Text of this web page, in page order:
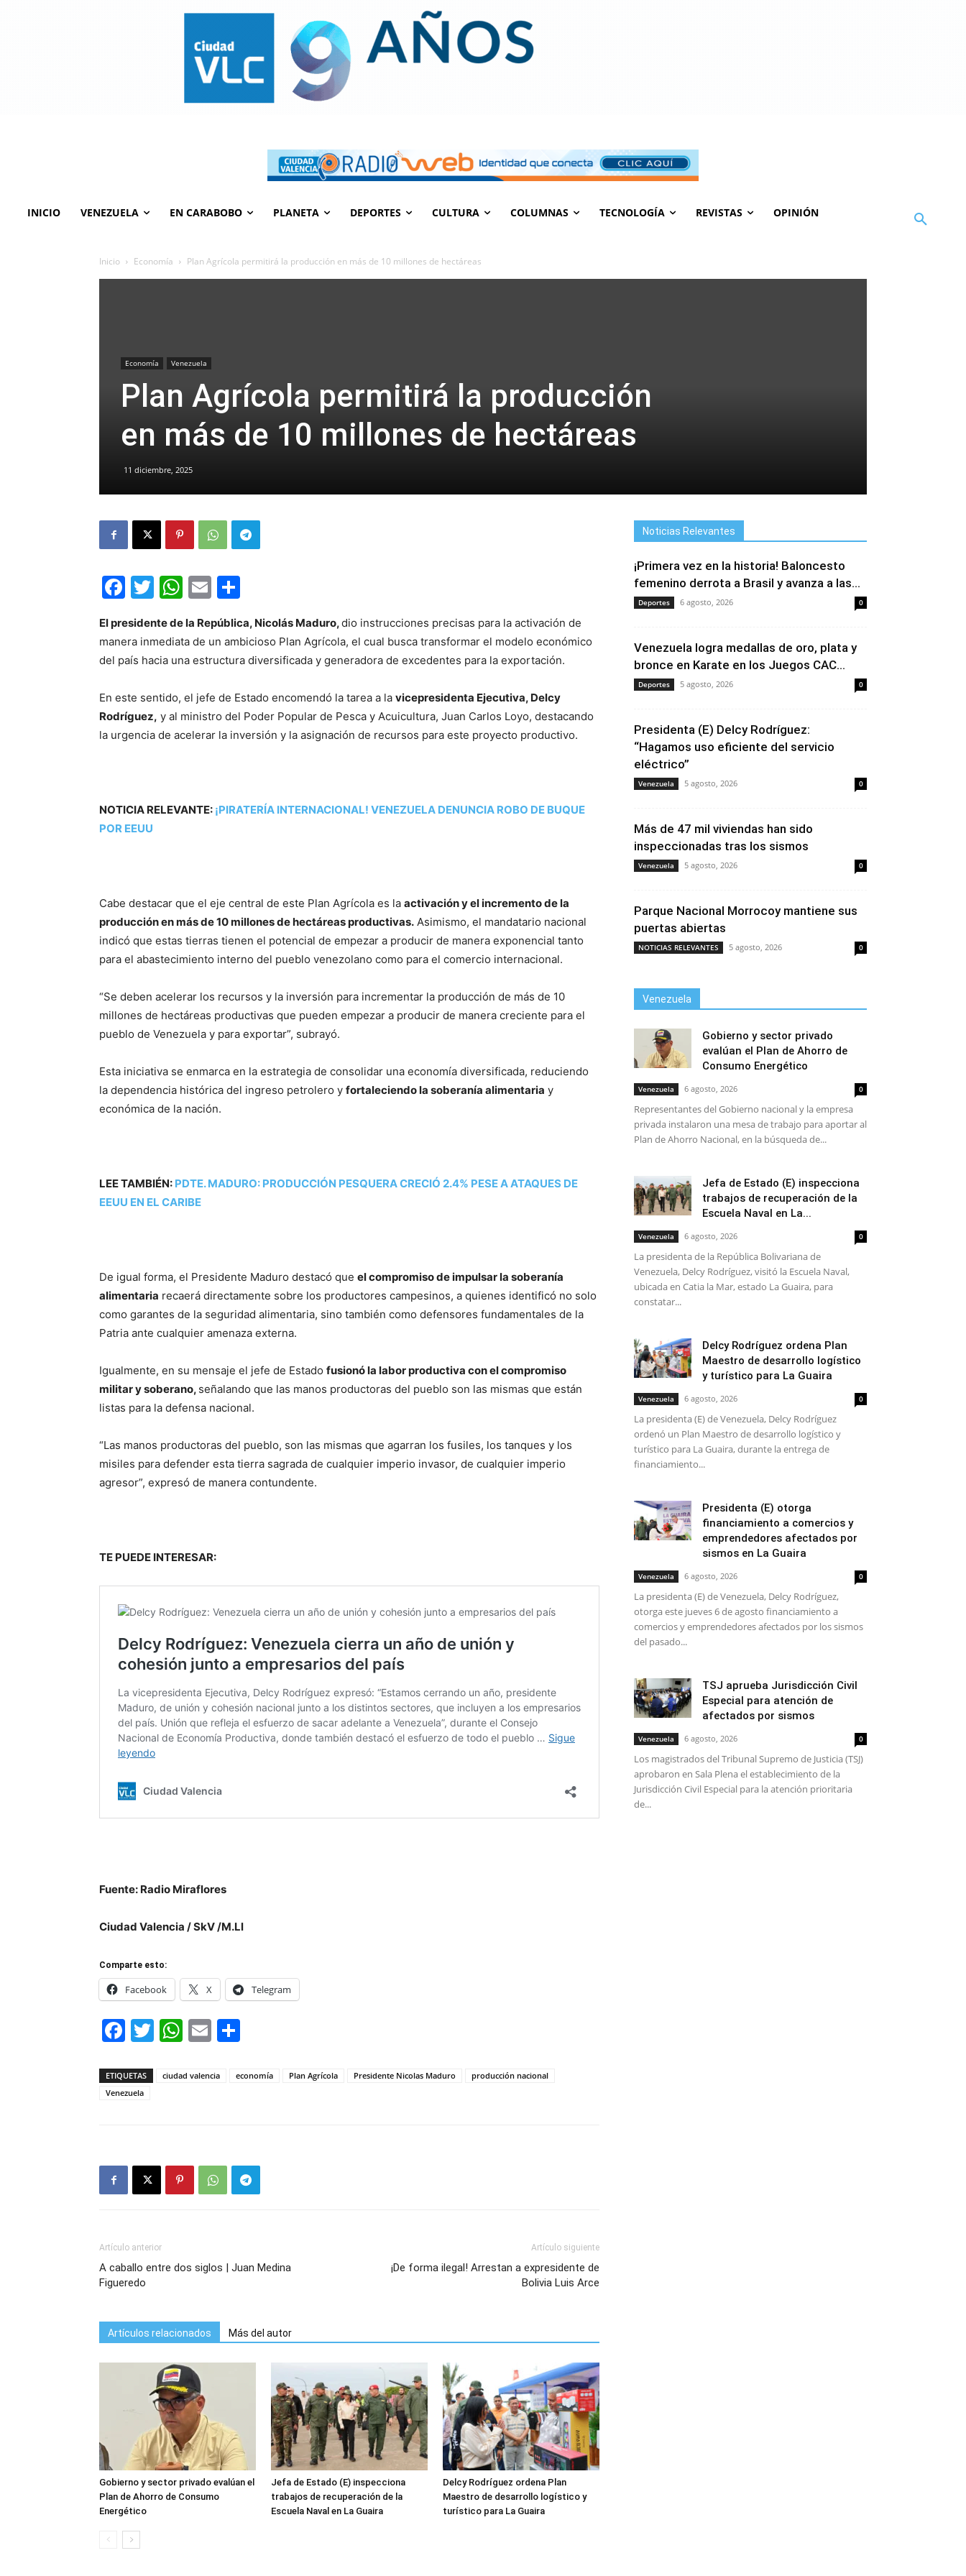
INICIO VENEZUELA EN CARABOBO PLANETA DEPORTES CULTURA COLUMNAS TECNOLOGÍA REVISTAS OPINIÓN
Inicio Economía Plan Agrícola permitirá la producción en más de 10 millones de hectáreas
Economía Venezuela
Plan Agrícola permitirá la producción
en más de 10 millones de hectáreas
11 diciembre, 2025
Facebook
Twitter
WhatsApp
Email
El presidente de la República, Nicolás Maduro,dio instrucciones precisas para la activación de
manera inmediata de un ambicioso Plan Agrícola, el cual busca transformar el modelo económico
del país hacia una estructura diversificada y generadora de excedentes para la exportación.
En este sentido, el jefe de Estado encomendó la tarea a la vicepresidenta Ejecutiva, Delcy
Rodríguez, y al ministro del Poder Popular de Pesca y Acuicultura, Juan Carlos Loyo, destacando
la urgencia de acelerar la inversión y la asignación de recursos para este proyecto productivo.
NOTICIA RELEVANTE: ¡PIRATERÍA INTERNACIONAL! VENEZUELA DENUNCIA ROBO DE BUQUE
POR EEUU
Cabe destacar que el eje central de este Plan Agrícola es la activación y el incremento de la
producción en más de 10 millones de hectáreas productivas. Asimismo, el mandatario nacional
indicó que estas tierras tienen el potencial de empezar a producir de manera exponencial tanto
para el abastecimiento interno del pueblo venezolano como para el comercio internacional.
“Se deben acelerar los recursos y la inversión para incrementar la producción de más de 10
millones de hectáreas productivas que pueden empezar a producir de manera creciente para el
pueblo de Venezuela y para exportar”, subrayó.
Esta iniciativa se enmarca en la estrategia de consolidar una economía diversificada, reduciendo
la dependencia histórica del ingreso petrolero y fortaleciendo la soberanía alimentaria y
económica de la nación.
LEE TAMBIÉN: PDTE. MADURO: PRODUCCIÓN PESQUERA CRECIÓ 2.4% PESE A ATAQUES DE
EEUU EN EL CARIBE
De igual forma, el Presidente Maduro destacó que el compromiso de impulsar la soberanía
alimentaria recaerá directamente sobre los productores campesinos, a quienes identificó no solo
como garantes de la seguridad alimentaria, sino también como defensores fundamentales de la
Patria ante cualquier amenaza externa.
Igualmente, en su mensaje el jefe de Estado fusionó la labor productiva con el compromiso
militar y soberano, señalando que las manos productoras del pueblo son las mismas que están
listas para la defensa nacional.
“Las manos productoras del pueblo, son las mismas que agarran los fusiles, los tanques y los
misiles para defender esta tierra sagrada de cualquier imperio invasor, de cualquier imperio
agresor”, expresó de manera contundente.
TE PUEDE INTERESAR:
Fuente: Radio Miraflores
Ciudad Valencia / SkV /M.Ll
Comparte esto:
Facebook X Telegram
Facebook
Twitter
WhatsApp
Email
ETIQUETAS ciudad valencia economía Plan Agrícola Presidente Nicolas Maduro
producción nacional
Venezuela
Artículo anterior
A caballo entre dos siglos | Juan Medina
Figueredo
Artículo siguiente
¡De forma ilegal! Arrestan a expresidente de
Bolivia Luis Arce
Artículos relacionados Más del autor
Gobierno y sector privado evalúan el
Plan de Ahorro de Consumo
Energético
Jefa de Estado (E) inspecciona
trabajos de recuperación de la
Escuela Naval en La Guaira
Delcy Rodríguez ordena Plan
Maestro de desarrollo logístico y
turístico para La Guaira
Noticias Relevantes
¡Primera vez en la historia! Baloncesto
femenino derrota a Brasil y avanza a las...
Deportes 6 agosto, 2026 0
Venezuela logra medallas de oro, plata y
bronce en Karate en los Juegos CAC...
Deportes 5 agosto, 2026 0
Presidenta (E) Delcy Rodríguez:
“Hagamos uso eficiente del servicio
eléctrico”
Venezuela 5 agosto, 2026 0
Más de 47 mil viviendas han sido
inspeccionadas tras los sismos
Venezuela 5 agosto, 2026 0
Parque Nacional Morrocoy mantiene sus
puertas abiertas
NOTICIAS RELEVANTES 5 agosto, 2026 0
Venezuela
Gobierno y sector privado
evalúan el Plan de Ahorro de
Consumo Energético
Venezuela 6 agosto, 2026 0
Representantes del Gobierno nacional y la empresa
privada instalaron una mesa de trabajo para aportar al
Plan de Ahorro Nacional, en la búsqueda de...
Jefa de Estado (E) inspecciona
trabajos de recuperación de la
Escuela Naval en La...
Venezuela 6 agosto, 2026 0
La presidenta de la República Bolivariana de
Venezuela, Delcy Rodríguez, visitó la Escuela Naval,
ubicada en Catia la Mar, estado La Guaira, para
constatar...
Delcy Rodríguez ordena Plan
Maestro de desarrollo logístico
y turístico para La Guaira
Venezuela 6 agosto, 2026 0
La presidenta (E) de Venezuela, Delcy Rodríguez
ordenó un Plan Maestro de desarrollo logístico y
turístico para La Guaira, durante la entrega de
financiamiento...
Presidenta (E) otorga
financiamiento a comercios y
emprendedores afectados por
sismos en La Guaira
Venezuela 6 agosto, 2026 0
La presidenta (E) de Venezuela, Delcy Rodríguez,
otorga este jueves 6 de agosto financiamiento a
comercios y emprendedores afectados por los sismos
del pasado...
TSJ aprueba Jurisdicción Civil
Especial para atención de
afectados por sismos
Venezuela 6 agosto, 2026 0
Los magistrados del Tribunal Supremo de Justicia (TSJ)
aprobaron en Sala Plena el establecimiento de la
Jurisdicción Civil Especial para la atención prioritaria
de...